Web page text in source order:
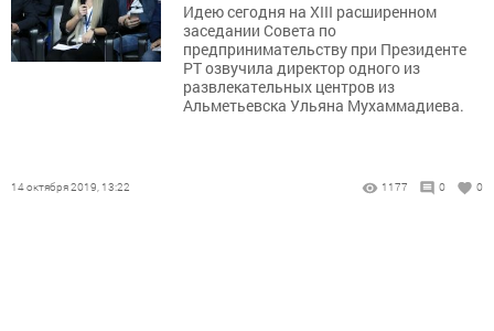
Идею сегодня на XIII расширенном
заседании Совета по
предпринимательству при Президенте
РТ озвучила директор одного из
развлекательных центров из
Альметьевска Ульяна Мухаммадиева.
14 октября 2019, 13:22 1177 0 0